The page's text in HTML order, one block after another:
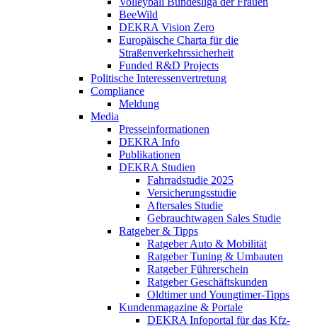
BeeWild
DEKRA Vision Zero
Europäische Charta für die
Straßenverkehrssicherheit
Funded R&D Projects
Politische Interessenvertretung
Compliance
Meldung
Media
Presseinformationen
DEKRA Info
Publikationen
DEKRA Studien
Fahrradstudie 2025
Versicherungsstudie
Aftersales Studie
Gebrauchtwagen Sales Studie
Ratgeber & Tipps
Ratgeber Auto & Mobilität
Ratgeber Tuning & Umbauten
Ratgeber Führerschein
Ratgeber Geschäftskunden
Oldtimer und Youngtimer-Tipps
Kundenmagazine & Portale
DEKRA Infoportal für das Kfz-